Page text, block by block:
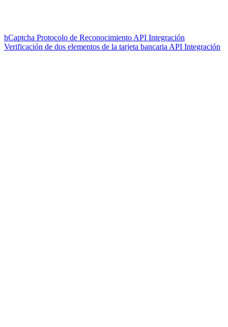
hCaptcha Protocolo de Reconocimiento API Integración
Verificación de dos elementos de la tarjeta bancaria API Integración